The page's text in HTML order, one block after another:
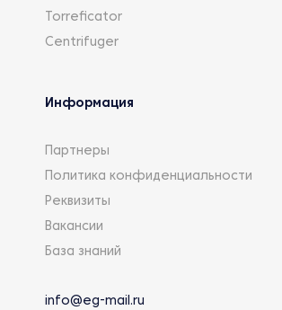
Torreficator
Centrifuger
Информация
Партнеры
Политика конфиденциальности
Реквизиты
Вакансии
База знаний
info@eg-mail.ru